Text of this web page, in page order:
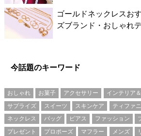
ゴールドネックレスお
ズブランド・おしゃれ
今話題のキーワード
おしゃれ お菓子 アクセサリー インテリア
サプライズ
スイーツ スキンケア ティファ
ネックレス
バッグ ピアス ファッション
プレゼント
プロポーズ マフラー メンズ